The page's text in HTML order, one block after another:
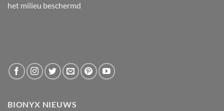
het milieu beschermd
BIONYX NIEUWS